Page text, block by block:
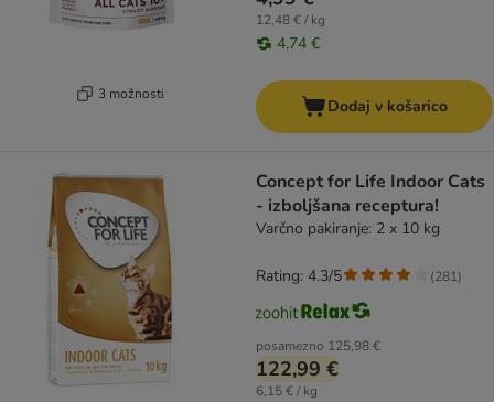
3 možnosti
12,48 € / kg
4,74 €
Dodaj v košarico
Concept for Life Indoor Cats
- izboljšana receptura!
Varčno pakiranje: 2 x 10 kg
posamezno 125,98 €
122,99 €
6,15 € / kg
Rating: 4.3/5 (281)